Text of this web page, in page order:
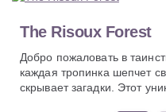
The Risoux Forest
Добро пожаловать в
каждая тропинка шепчет
скрывает загадки. Этот